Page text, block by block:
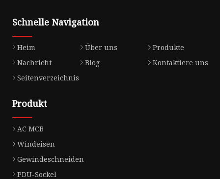
Schnelle Navigation
Heim Über uns
Produkte
Nachricht
Blog
Kontaktiere uns
Seitenverzeichnis
Produkt
AC MCB
Windeisen
Gewindeschneiden
PDU-Sockel